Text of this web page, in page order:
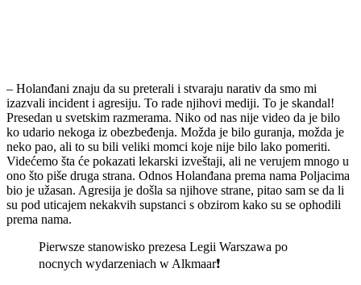
– Holanđani znaju da su preterali i stvaraju narativ da smo mi
izazvali incident i agresiju. To rade njihovi mediji. To je skandal!
Presedan u svetskim razmerama. Niko od nas nije video da je bilo
ko udario nekoga iz obezbeđenja. Možda je bilo guranja, možda je
neko pao, ali to su bili veliki momci koje nije bilo lako pomeriti.
Videćemo šta će pokazati lekarski izveštaji, ali ne verujem mnogo u
ono što piše druga strana. Odnos Holanđana prema nama Poljacima
bio je užasan. Agresija je došla sa njihove strane, pitao sam se da li
su pod uticajem nekakvih supstanci s obzirom kako su se ophodili
prema nama.
Pierwsze stanowisko prezesa Legii Warszawa po
nocnych wydarzeniach w Alkmaar❗️